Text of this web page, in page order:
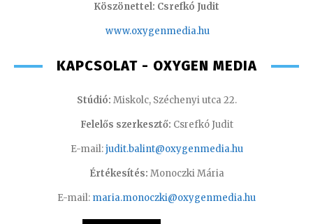
Köszönettel: Csrefkó Judit
www.oxygenmedia.hu
KAPCSOLAT - OXYGEN MEDIA
Stúdió: Miskolc, Széchenyi utca 22.
Felelős szerkesztő: Csrefkó Judit
E-mail:judit.balint@oxygenmedia.hu
Értékesítés: Monoczki Mária
E-mail: maria.monoczki@oxygenmedia.hu